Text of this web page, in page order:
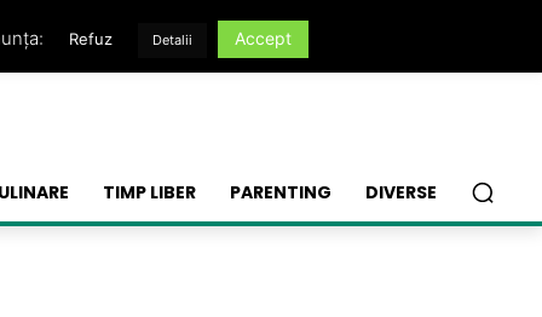
TIMP LIBER PARENTING DIVERSE
Refuz Detalii Accept